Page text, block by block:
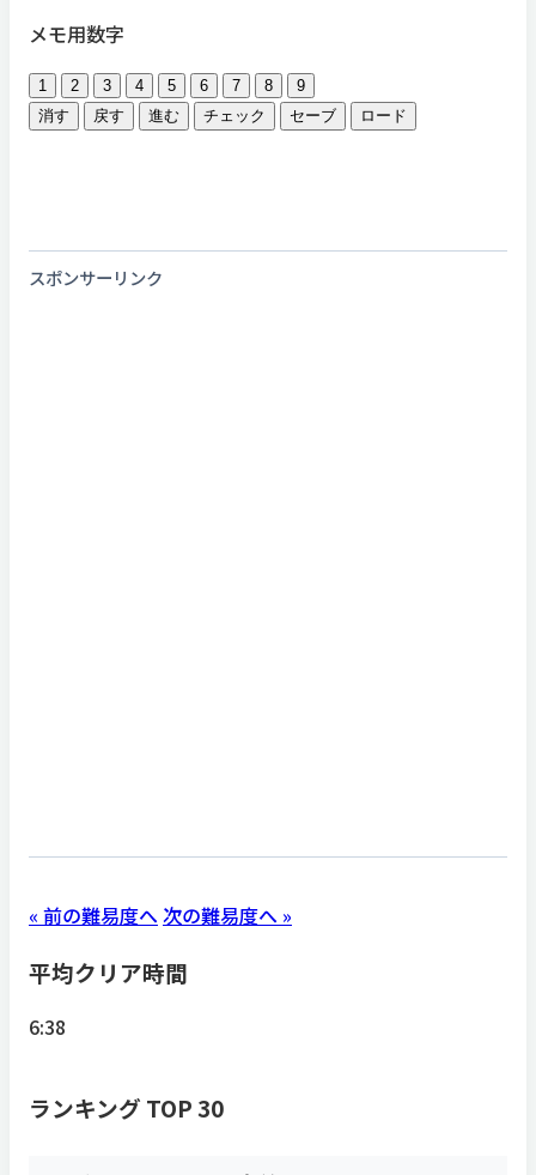
メモ用数字
1 2 3 4 5 6 7 8
9
消す
戻す 進む チェック セーブ ロード
スポンサーリンク
« 前の難易度へ 次の難易度へ »
平均クリア時間
6:38
ランキング TOP 30